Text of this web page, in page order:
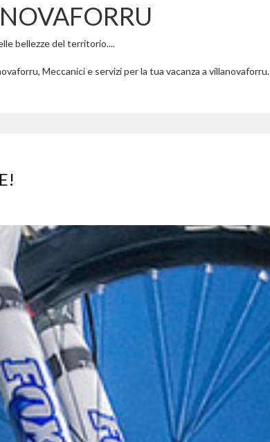
bellezze del territorio....
Meccanici e servizi per la tua vacanza a villanovaforru.